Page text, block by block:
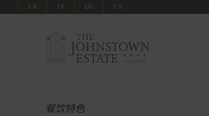
EN FR DE CN
餐饮特色